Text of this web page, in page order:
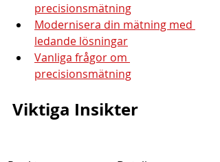
precisionsmätning
Modernisera din mätning med
ledande lösningar
Vanliga frågor om
precisionsmätning
Viktiga Insikter